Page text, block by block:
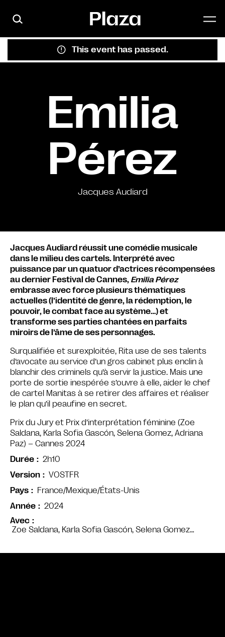
This event has passed.
Emilia
Pérez
Jacques Audiard
Avec
Zoe Saldana, Karla Sofia Gascón, Selena Gomez…
Jacques Audiard réussit une comédie musicale
dans le milieu des cartels. Interprété avec
puissance par un quatuor d’actrices récompensées
au dernier Festival de Cannes, Emilia Pérez
embrasse avec force plusieurs thématiques
actuelles (l’identité de genre, la rédemption, le
pouvoir, le combat face au système…) et
transforme ses parties chantées en parfaits
miroirs de l’âme de ses personnages.
Surqualifiée et surexploitée, Rita use de ses talents
d’avocate au service d’un gros cabinet plus enclin à
blanchir des criminels qu’à servir la justice. Mais une
porte de sortie inespérée s’ouvre à elle, aider le chef
de cartel Manitas à se retirer des affaires et réaliser
le plan qu’il peaufine en secret.
Prix du Jury et Prix d’interprétation féminine (Zoe
Saldana, Karla Sofia Gascón, Selena Gomez, Adriana
Paz) – Cannes 2024
Durée
2h10
Version
VOSTFR
Pays
France/Mexique/États-Unis
Année
2024